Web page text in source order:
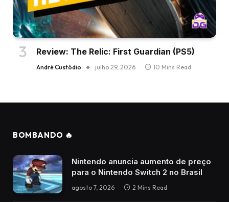
Review: The Relic: First Guardian (PS5)
André Custódio julho 29, 2026 10 Mins Read
BOMBANDO 🔥
Nintendo anuncia aumento de preço
para o Nintendo Switch 2 no Brasil
agosto 7, 2026 2 Mins Read